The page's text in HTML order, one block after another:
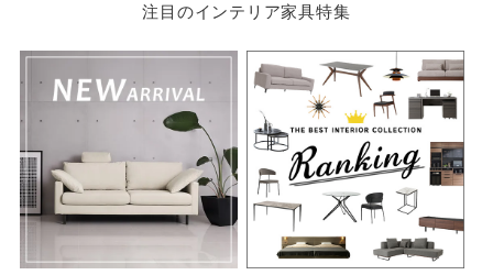
注目のインテリア家具特集